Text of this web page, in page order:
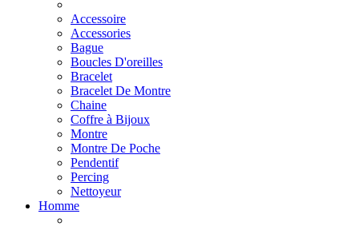
Accessoire
Accessories
Bague
Boucles D'oreilles
Bracelet
Bracelet De Montre
Chaine
Coffre à Bijoux
Montre
Montre De Poche
Pendentif
Percing
Nettoyeur
Homme